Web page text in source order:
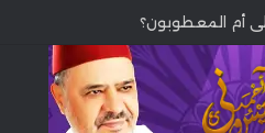
أم المعطوبون؟